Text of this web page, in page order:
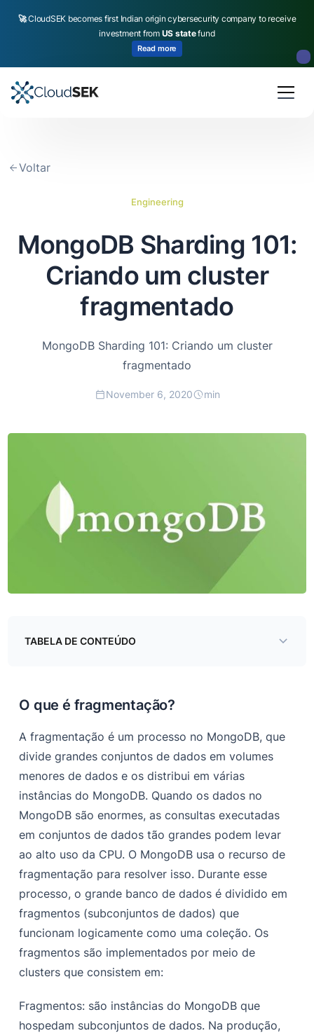
🚀CloudSEK becomes first Indian origin cybersecurity company to receive
investment from US statefund
Read more
Voltar
Engineering
MongoDB Sharding 101:
Criando um cluster
fragmentado
MongoDB Sharding 101: Criando um cluster
fragmentado
November 6, 2020 min
TABELA DE CONTEÚDO
Tutorial de cluster compartilhado
O que é fragmentação?
A fragmentação é um processo no MongoDB, que
divide grandes conjuntos de dados em volumes
menores de dados e os distribui em várias
instâncias do MongoDB. Quando os dados no
MongoDB são enormes, as consultas executadas
em conjuntos de dados tão grandes podem levar
ao alto uso da CPU. O MongoDB usa o recurso de
fragmentação para resolver isso. Durante esse
processo, o grande banco de dados é dividido em
fragmentos (subconjuntos de dados) que
funcionam logicamente como uma coleção. Os
fragmentos são implementados por meio de
clusters que consistem em:
Fragmentos: são instâncias do MongoDB que
hospedam subconjuntos de dados. Na produção,